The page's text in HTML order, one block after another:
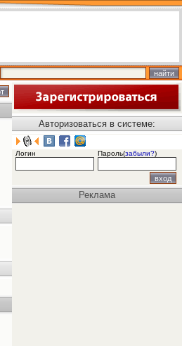
Авторизоваться в системе:
Логин Пароль(забыли?)
Реклама